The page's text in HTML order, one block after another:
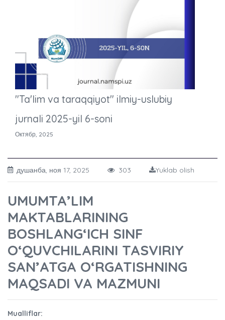
"Ta'lim va taraqqiyot" ilmiy-uslubiy
jurnali 2025-yil 6-soni
Октябр, 2025
душанба, ноя 17, 2025 303 Yuklab olish
UMUMTA’LIM
MAKTABLARINING
BOSHLANG‘ICH SINF
O‘QUVCHILARINI TASVIRIY
SAN’ATGA O‘RGATISHNING
MAQSADI VA MAZMUNI
Mualliflar: